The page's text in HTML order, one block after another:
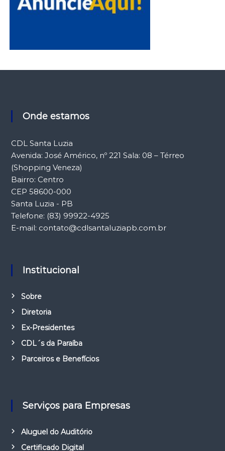
Onde estamos
CDL Santa Luzia
Avenida: José Américo, nº 221 Sala: 08 – Térreo
(Shopping Veneza)
Bairro: Centro
CEP 58600-000
Santa Luzia - PB
Telefone: (83) 99922-4925
E-mail: contato@cdlsantaluziapb.com.br
Institucional
Sobre
Diretoria
Ex-Presidentes
CDL´s da Paraíba
Parceiros e Benefícios
Serviços para Empresas
Aluguel do Auditório
Certificado Digital